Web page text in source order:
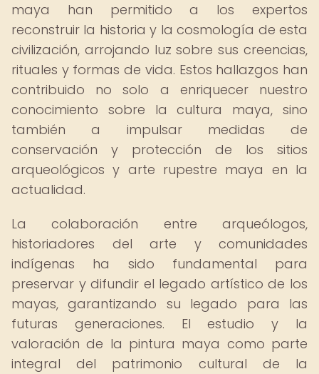
maya han permitido a los expertos
reconstruir la historia y la cosmología de esta
civilización, arrojando luz sobre sus creencias,
rituales y formas de vida. Estos hallazgos han
contribuido no solo a enriquecer nuestro
conocimiento sobre la cultura maya, sino
también a impulsar medidas de
conservación y protección de los sitios
arqueológicos y arte rupestre maya en la
actualidad.
La colaboración entre arqueólogos,
historiadores del arte y comunidades
indígenas ha sido fundamental para
preservar y difundir el legado artístico de los
mayas, garantizando su legado para las
futuras generaciones. El estudio y la
valoración de la pintura maya como parte
integral del patrimonio cultural de la